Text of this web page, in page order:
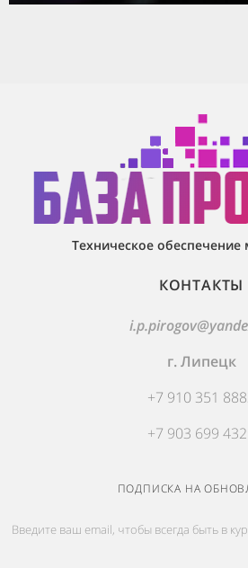
Техническое
КОНТАКТЫ
г. Липецк
+7 910 351
+7 903 699
ПОДПИСКА НА
Введите ваш email, чтобы всегда быть в